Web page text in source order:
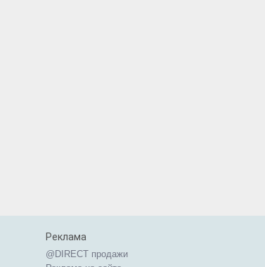
Реклама
@DIRECT продажи